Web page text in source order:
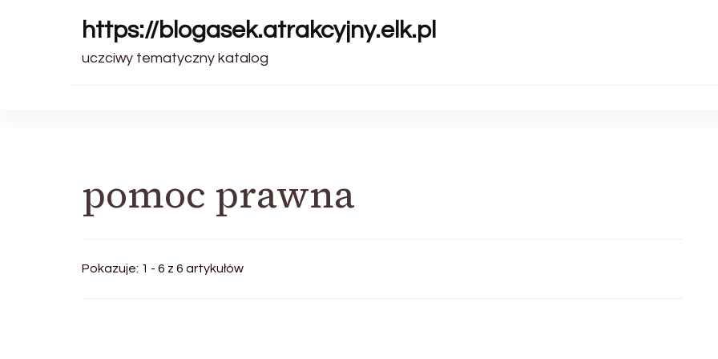
https://blogasek.atrakcyjny.elk.pl
uczciwy tematyczny katalog
pomoc prawna
Pokazuje: 1 - 6 z 6 artykułów